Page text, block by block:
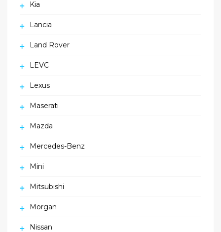
Kia
Lancia
Land Rover
LEVC
Lexus
Maserati
Mazda
Mercedes-Benz
Mini
Mitsubishi
Morgan
Nissan